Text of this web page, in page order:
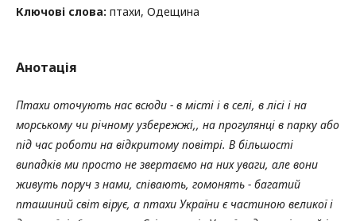
Ключові слова: птахи, Одещина
Анотація
Птахи оточують нас всюди - в місті і в селі, в лісі і на
морському чи річному узбережжі,, на прогулянці в парку або
під час роботи на відкритому повітрі. В більшості
випадків ми просто не звертаємо на них уваги, але вони
живуть поруч з нами, співають, гомонять - багатий
пташиний світ вірує, а птахи України є частиною великої і